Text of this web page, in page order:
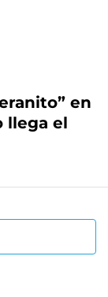
en
llega el